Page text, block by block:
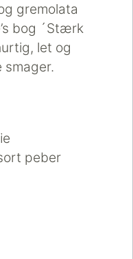
gremolata
bog ´Stærk
let og
peber